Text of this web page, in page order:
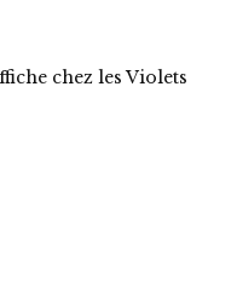
chez les Violets